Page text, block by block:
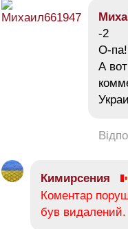
-2
О-
А
Кимирсения
Коментар
був видалений.